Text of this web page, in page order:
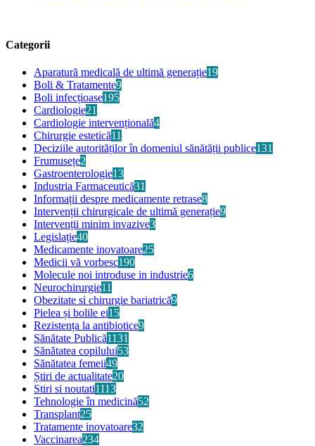
Categorii
Aparatură medicală de ultimă generație19
Boli & Tratamente9
Boli infecțioase195
Cardiologie21
Cardiologie intervențională4
Chirurgie estetică11
Deciziile autorităților în domeniul sănătății publice131
Frumusețe2
Gastroenterologie13
Industria Farmaceutică31
Informații despre medicamente retrase8
Intervenții chirurgicale de ultimă generație9
Intervenții minim invazive3
Legislație40
Medicamente inovatoare25
Medicii vă vorbesc190
Molecule noi introduse in industrie6
Neurochirurgie11
Obezitate si chirurgie bariatrică9
Pielea și bolile ei15
Rezistența la antibiotice9
Sănătate Publică1131
Sănătatea copilului53
Sănătatea femeii49
Știri de actualitate20
Stiri si noutati1113
Tehnologie în medicină52
Transplant25
Tratamente inovatoare32
Vaccinarea234